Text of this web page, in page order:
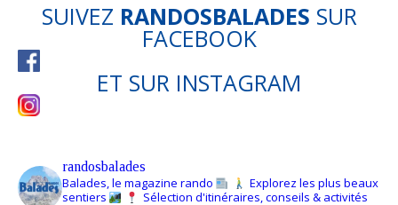
SUIVEZ RANDOSBALADES SUR
FACEBOOK
ET SUR INSTAGRAM
randosbalades
Balades, le magazine rando
Explorez les plus beaux
sentiers
Sélection d'itinéraires, conseils & activités